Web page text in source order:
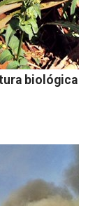
biológica